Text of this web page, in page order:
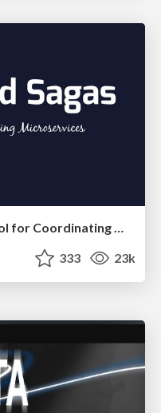
Distributed Sagas: A Protocol for Coordinating Microservices
333 23k